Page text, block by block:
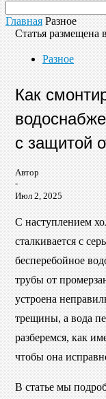
Главная Разное
Статья размещена
Разное
Как
с защитой
Автор
-
Июл 2, 2025
С наступлением
сталкивается с
бесперебойное
трубы от
устроена
трещины, а вода
разберемся, как
чтобы она
В статье мы